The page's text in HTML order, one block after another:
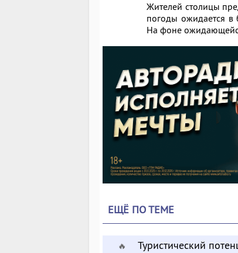
Жителей столицы
погоды ожидается в
На фоне
ЕЩЁ ПО ТЕМЕ
🔥 Туристический